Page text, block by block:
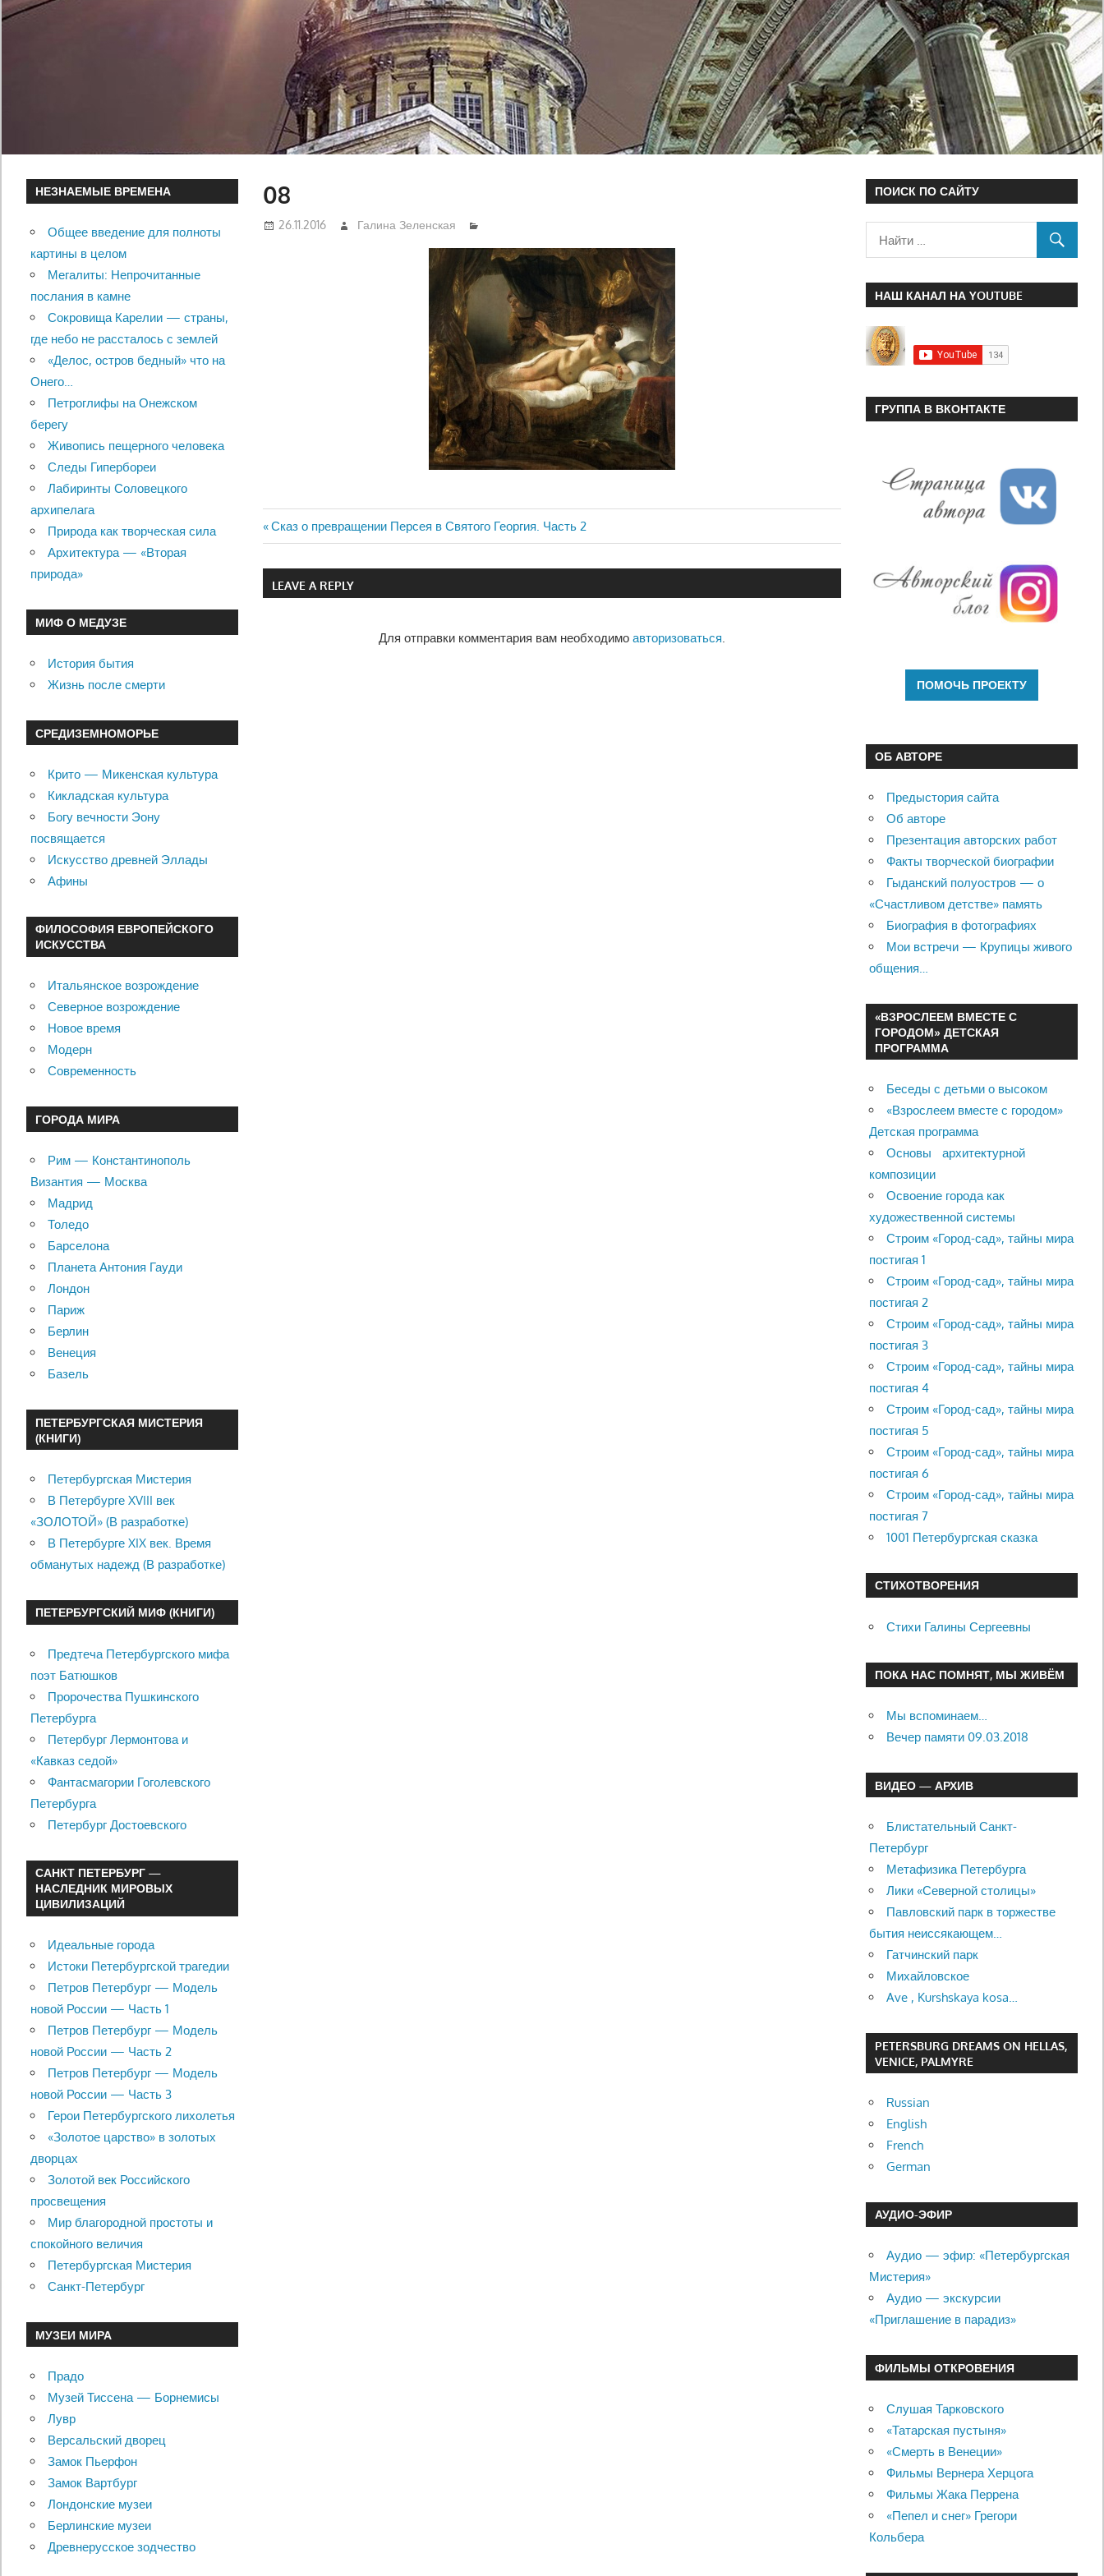
08
26.11.2016 Галина Зеленская
Навигация
по
Previous
Post:
Сказ о превращении Персея в Святого Георгия. Часть 2
LEAVE A REPLY
Для отправки комментария вам необходимо авторизоваться.
НЕЗНАЕМЫЕ ВРЕМЕНА
Общее введение для полноты
картины в целом
Мегалиты: Непрочитанные
послания в камне
Сокровища Карелии — страны,
где небо не рассталось с землей
«Делос, остров бедный» что на
Онего…
Петроглифы на Онежском
берегу
Живопись пещерного человека
Следы Гипербореи
Лабиринты Соловецкого
архипелага
Природа как творческая сила
Архитектура — «Вторая
природа»
МИФ О МЕДУЗЕ
История бытия
Жизнь после смерти
СРЕДИЗЕМНОМОРЬЕ
Крито — Микенская культура
Кикладская культура
Богу вечности Эону
посвящается
Искусство древней Эллады
Афины
ФИЛОСОФИЯ ЕВРОПЕЙСКОГО
ИСКУССТВА
Итальянское возрождение
Северное возрождение
Новое время
Модерн
Современность
ГОРОДА МИРА
Рим — Константинополь
Византия — Москва
Мадрид
Толедо
Барселона
Планета Антония Гауди
Лондон
Париж
Берлин
Венеция
Базель
ПЕТЕРБУРГСКАЯ МИСТЕРИЯ
(КНИГИ)
Петербургская Мистерия
В Петербурге XVIII век
«ЗОЛОТОЙ» (В разработке)
В Петербурге XIX век. Время
обманутых надежд (В разработке)
ПЕТЕРБУРГСКИЙ МИФ (КНИГИ)
Предтеча Петербургского мифа
поэт Батюшков
Пророчества Пушкинского
Петербурга
Петербург Лермонтова и
«Кавказ седой»
Фантасмагории Гоголевского
Петербурга
Петербург Достоевского
САНКТ ПЕТЕРБУРГ —
НАСЛЕДНИК МИРОВЫХ
ЦИВИЛИЗАЦИЙ
Идеальные города
Истоки Петербургской трагедии
Петров Петербург — Модель
новой России — Часть 1
Петров Петербург — Модель
новой России — Часть 2
Петров Петербург — Модель
новой России — Часть 3
Герои Петербургского лихолетья
«Золотое царство» в золотых
дворцах
Золотой век Российского
просвещения
Мир благородной простоты и
спокойного величия
Петербургская Мистерия
Санкт-Петербург
МУЗЕИ МИРА
Прадо
Музей Тиссена — Борнемисы
Лувр
Версальский дворец
Замок Пьерфон
Замок Вартбург
Лондонские музеи
Берлинские музеи
Древнерусское зодчество
ПОИСК ПО САЙТУ
НАШ КАНАЛ НА YOUTUBE
ГРУППА В ВКОНТАКТЕ
ОБ АВТОРЕ
Предыстория сайта
Об авторе
Презентация авторских работ
Факты творческой биографии
Гыданский полуостров — о
«Счастливом детстве» память
Биография в фотографиях
Мои встречи — Крупицы живого
общения…
«ВЗРОСЛЕЕМ ВМЕСТЕ С
ГОРОДОМ» ДЕТСКАЯ
ПРОГРАММА
Беседы с детьми о высоком
«Взрослеем вместе с городом»
Детская программа
Основы архитектурной
композиции
Освоение города как
художественной системы
Строим «Город-сад», тайны мира
постигая 1
Строим «Город-сад», тайны мира
постигая 2
Строим «Город-сад», тайны мира
постигая 3
Строим «Город-сад», тайны мира
постигая 4
Строим «Город-сад», тайны мира
постигая 5
Строим «Город-сад», тайны мира
постигая 6
Строим «Город-сад», тайны мира
постигая 7
1001 Петербургская сказка
СТИХОТВОРЕНИЯ
Стихи Галины Сергеевны
ПОКА НАС ПОМНЯТ, МЫ ЖИВЁМ
Мы вспоминаем…
Вечер памяти 09.03.2018
ВИДЕО — АРХИВ
Блистательный Санкт-
Петербург
Метафизика Петербурга
Лики «Северной столицы»
Павловский парк в торжестве
бытия неиссякающем…
Гатчинский парк
Михайловское
Ave , Kurshskaya kosa…
PETERSBURG DREAMS ON HELLAS,
VENICE, PALMYRE
Russian
English
French
German
АУДИО-ЭФИР
Аудио — эфир: «Петербургская
Мистерия»
Аудио — экскурсии
«Приглашение в парадиз»
ФИЛЬМЫ ОТКРОВЕНИЯ
Слушая Тарковского
«Татарская пустыня»
«Смерть в Венеции»
Фильмы Вернера Херцога
Фильмы Жака Перрена
«Пепел и снег» Грегори
Кольбера